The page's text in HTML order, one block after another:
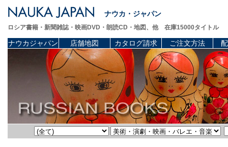
ナウカ・ジャパン
ロシア書籍・新聞雑誌・映画DVD・朗読CD・地図、他 在庫15000タイトル
ナウカジャパン 店舗地図 カタログ請求 ご注文方法